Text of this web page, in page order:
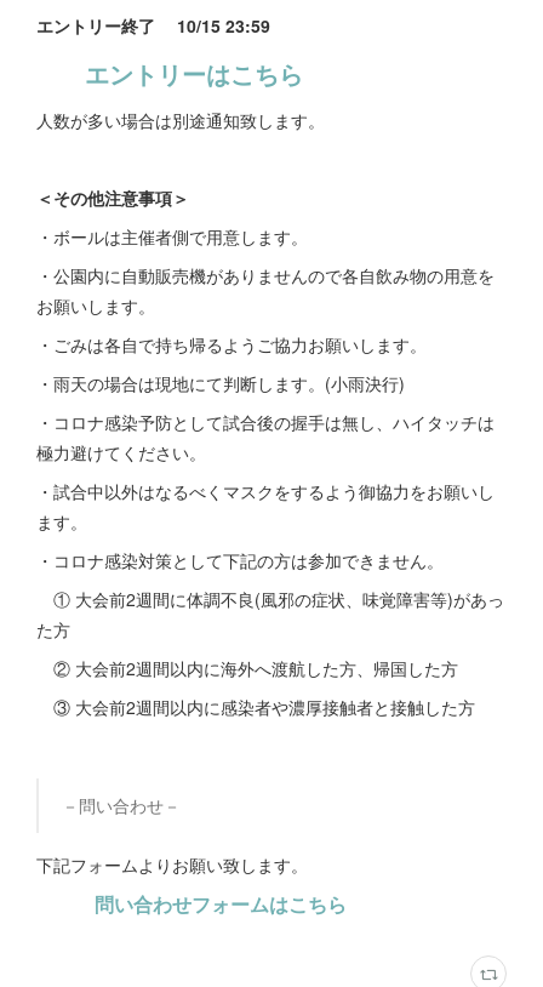
エントリー終了 10/15 23:59
エントリーはこちら
人数が多い場合は別途通知致します。
＜その他注意事項＞
・ボールは主催者側で用意します。
・公園内に自動販売機がありませんので各自飲み物の用意を
お願いします。
・ごみは各自で持ち帰るようご協力お願いします。
・雨天の場合は現地にて判断します。(小雨決行)
・コロナ感染予防として試合後の握手は無し、ハイタッチは
極力避けてください。
・試合中以外はなるべくマスクをするよう御協力をお願いし
ます。
・コロナ感染対策として下記の方は参加できません。
① 大会前2週間に体調不良(風邪の症状、味覚障害等)があっ
た方
② 大会前2週間以内に海外へ渡航した方、帰国した方
③ 大会前2週間以内に感染者や濃厚接触者と接触した方
－問い合わせ－
下記フォームよりお願い致します。
問い合わせフォームはこちら